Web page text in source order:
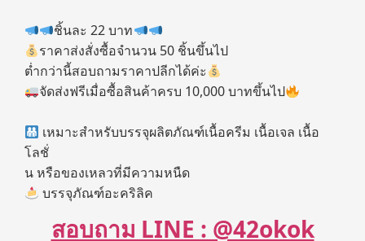
ชิ้นละ 22 บาท
ราคาส่งสั่งซื้อจำนวน 50 ชิ้นขึ้นไป
ต่ำกว่านี้สอบถามราคาปลีกได้ค่ะ
จัดส่งฟรีเมื่อซื้อสินค้าครบ 10,000 บาทขึ้นไป
เหมาะสำหรับบรรจุผลิตภัณฑ์เนื้อครีม เนื้อเจล เนื้อ
โลชั่
น หรือของเหลวที่มีความหนืด
บรรจุภัณฑ์อะคริลิค
สอบถาม LINE : @42okok